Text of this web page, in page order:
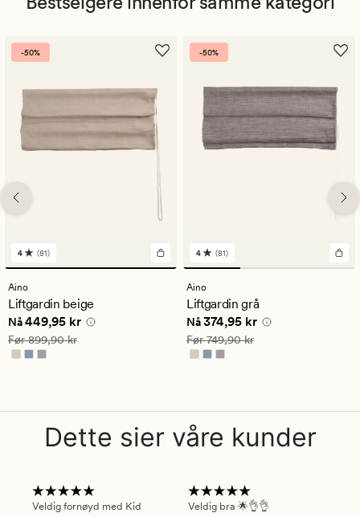
-50%
81
anmeldelser
med
en
gjennomsnittlig
vurdering
på
4
4 (81)
Aino
Liftgardin beige
Nåværende pris
Nå449,95 kr
Vanlig pris 899,90 kr
Før899,90 kr
-50%
81
anmeldelser
med
en
gjennomsnittlig
vurdering
på
4
4 (81)
Aino
Liftgardin grå
Nåværende pris
Nå374,95 kr
Vanlig pris 749,90 kr
Før749,90 kr
Dette sier våre kunder
Veldig fornøyd med Kid
Veldig bra 🌟👌👌